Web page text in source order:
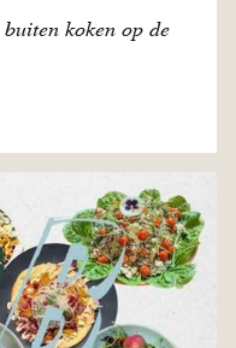
buiten koken op de